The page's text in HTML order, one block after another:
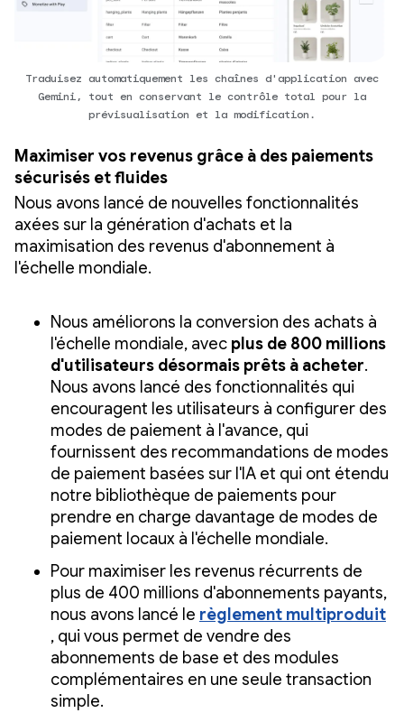
Traduisez automatiquement les chaînes d'application avec
Gemini, tout en conservant le contrôle total pour la
prévisualisation et la modification.
Maximiser vos revenus grâce à des paiements
sécurisés et fluides
Nous avons lancé de nouvelles fonctionnalités
axées sur la génération d'achats et la
maximisation des revenus d'abonnement à
l'échelle mondiale.
Nous améliorons la conversion des achats à
l'échelle mondiale, avec plus de 800 millions
d'utilisateurs désormais prêts à acheter.
Nous avons lancé des fonctionnalités qui
encouragent les utilisateurs à configurer des
modes de paiement à l'avance, qui
fournissent des recommandations de modes
de paiement basées sur l'IA et qui ont étendu
notre bibliothèque de paiements pour
prendre en charge davantage de modes de
paiement locaux à l'échelle mondiale.
Pour maximiser les revenus récurrents de
plus de 400 millions d'abonnements payants,
nous avons lancé le règlement multiproduit
, qui vous permet de vendre des
abonnements de base et des modules
complémentaires en une seule transaction
simple.